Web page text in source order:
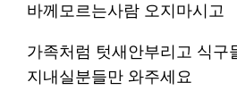
바께모르는사람 오지마시고
가족처럼 텃새안부리고 식구
지내실분들만 와주세요